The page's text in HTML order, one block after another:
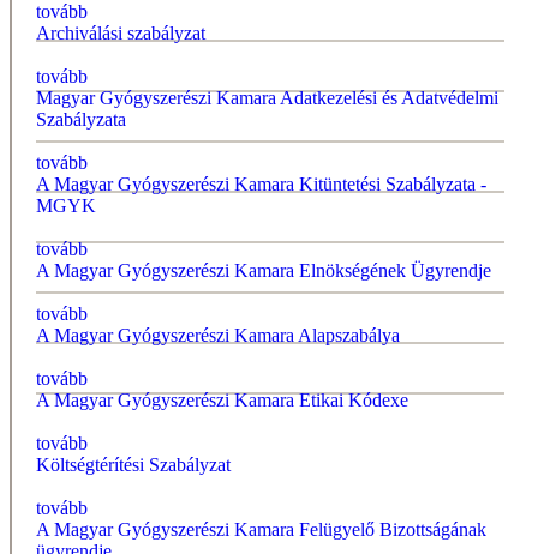
tovább
Archiválási szabályzat
tovább
Magyar Gyógyszerészi Kamara Adatkezelési és Adatvédelmi
Szabályzata
tovább
A Magyar Gyógyszerészi Kamara Kitüntetési Szabályzata -
MGYK
tovább
A Magyar Gyógyszerészi Kamara Elnökségének Ügyrendje
tovább
A Magyar Gyógyszerészi Kamara Alapszabálya
tovább
A Magyar Gyógyszerészi Kamara Etikai Kódexe
tovább
Költségtérítési Szabályzat
tovább
A Magyar Gyógyszerészi Kamara Felügyelő Bizottságának